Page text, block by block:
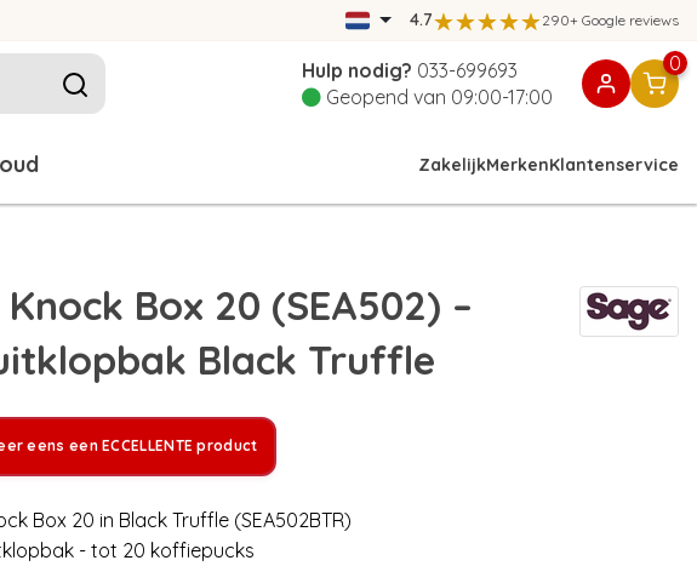
4.7 290+ Google reviews
Hulp nodig? 033-699693
Geopend van 09:00-17:00
0
ZakelijkMerkenKlantenservice
Knock Box 20 (SEA502) –
Black Truffle
eens een ECCELLENTE product
Box 20 in Black Truffle (SEA502BTR)
- tot 20 koffiepucks